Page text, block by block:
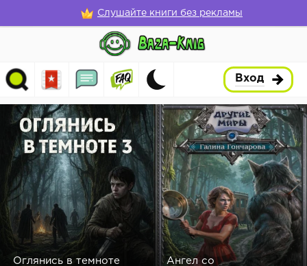
Слушайте книги без рекламы
Вход
Оглянись в темноте
Ангел со